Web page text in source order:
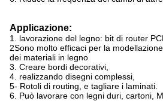
Applicazione:
1. lavorazione del legno: bit di router
2Sono molto efficaci per la
dei materiali in legno
3. Creare bordi decorativi,
4. realizzando disegni complessi,
5- Rotoli di routing, e tagliare i laminati.
6. Può lavorare con legni duri, cartoni,